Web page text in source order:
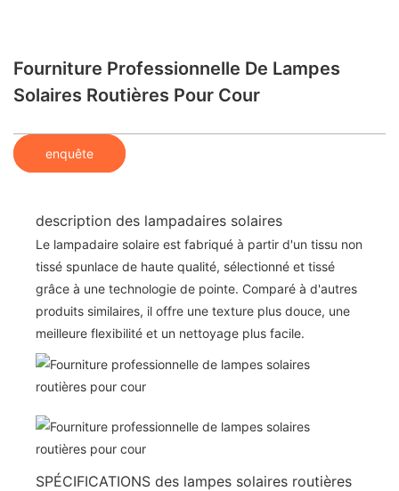
Fourniture Professionnelle De Lampes
Solaires Routières Pour Cour
enquête
description des lampadaires solaires
Le lampadaire solaire est fabriqué à partir d'un tissu non
tissé spunlace de haute qualité, sélectionné et tissé
grâce à une technologie de pointe. Comparé à d'autres
produits similaires, il offre une texture plus douce, une
meilleure flexibilité et un nettoyage plus facile.
SPÉCIFICATIONS des lampes solaires routières